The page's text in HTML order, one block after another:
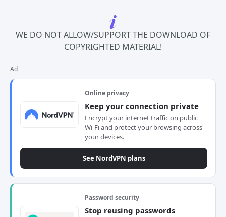
WE DO NOT ALLOW/SUPPORT THE DOWNLOAD OF
COPYRIGHTED MATERIAL!
Ad
Online privacy
Keep your connection private
Encrypt your internet traffic on public
Wi-Fi and protect your browsing across
your devices.
See NordVPN plans
Password security
Stop reusing passwords